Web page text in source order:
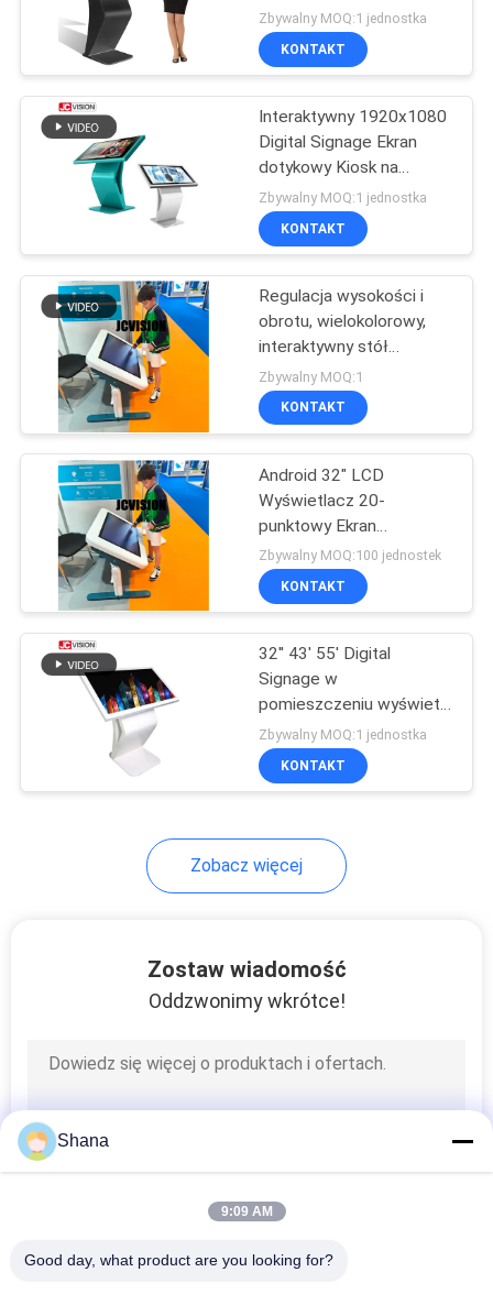
POLITYKA
PRYWATNOŚCI
1920x1080 w orientacji
poziomej
Zbywalny MOQ:1 jednostka
KONTAKT
Interaktywny 1920x1080
Digital Signage Ekran
dotykowy Kiosk na
kółkach
Zbywalny MOQ:1 jednostka
KONTAKT
Regulacja wysokości i
obrotu, wielokolorowy,
interaktywny stół
dotykowy z systemem
Android dla edukacji
Zbywalny MOQ:1
KONTAKT
Android 32" LCD
Wyświetlacz 20-
punktowy Ekran
Dotykowy Edukacyjny
Stół Dotykowy z
Regulacją Wysokości
Zbywalny MOQ:100 jednostek
KONTAKT
32'' 43' 55' Digital
Signage w
pomieszczeniu wyświetla
interaktywny kiosk
informacyjny
Zbywalny MOQ:1 jednostka
KONTAKT
Zobacz więcej
Zostaw wiadomość
Oddzwonimy wkrótce!
Shana
9:09 AM
Good day, what product are you looking for?